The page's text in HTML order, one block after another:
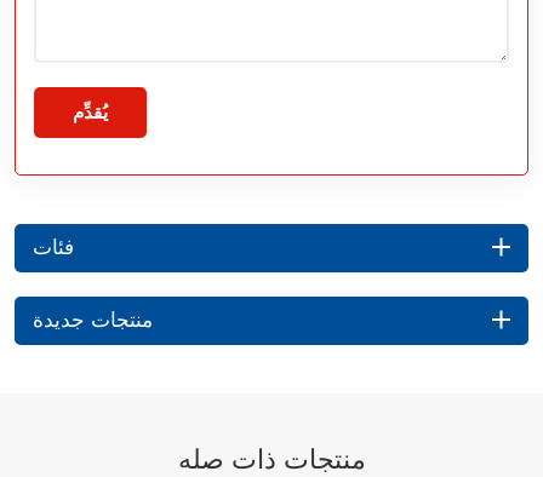
يُقدِّم
فئات
منتجات جديدة
منتجات ذات صله